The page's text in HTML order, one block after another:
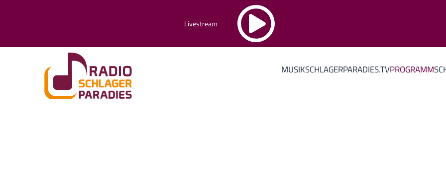
Livestream
MUSIKSCHLAGERPARADIES.TVPROGRAMM